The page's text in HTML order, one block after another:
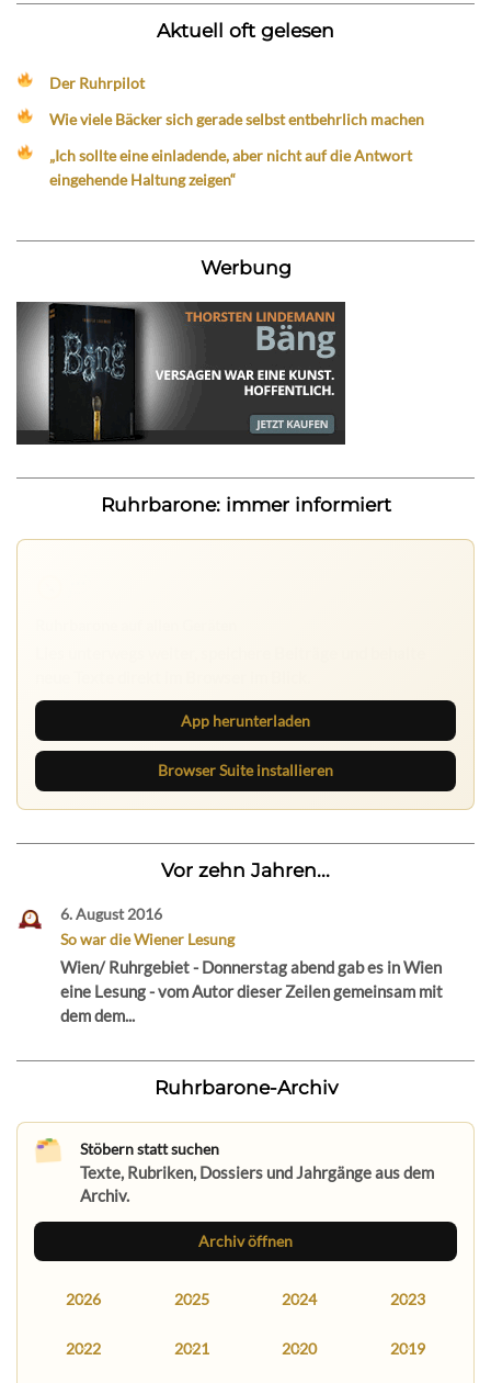
Aktuell oft gelesen
Der Ruhrpilot
Wie viele Bäcker sich gerade selbst entbehrlich machen
„Ich sollte eine einladende, aber nicht auf die Antwort
eingehende Haltung zeigen“
Werbung
Ruhrbarone: immer informiert
App herunterladen
Browser Suite installieren
Vor zehn Jahren...
6. August 2016
So war die Wiener Lesung
Wien/ Ruhrgebiet - Donnerstag abend gab es in Wien
eine Lesung - vom Autor dieser Zeilen gemeinsam mit
dem dem...
Ruhrbarone-Archiv
Stöbern statt suchen
Texte, Rubriken, Dossiers und Jahrgänge aus dem
Archiv.
Archiv öffnen
2026 2025 2024 2023
2022 2021 2020 2019